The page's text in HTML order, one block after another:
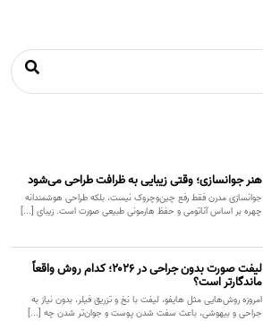
هنر جوانسازی؛ وقتی زیبایی به ظرافت طراحی می‌شود
جوانسازی مدرن فقط رفع چین‌وچروک نیست، بلکه طراحی هوشمندانه
چهره بر اساس آناتومی و حفظ هارمونی طبیعی صورت است. زیبای [...]
لیفت صورت بدون جراحی در ۲۰۲۶؛ کدام روش واقعاً
ماندگارتر است؟
امروزه روش‌هایی مثل هایفو، لیفت با نخ و تزریق فیلر، بدون نیاز به
جراحی و بیهوشی، باعث سفت شدن پوست و جوان‌تر شدن چه [...]